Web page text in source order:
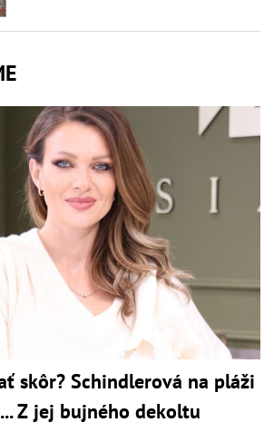
skôr? Schindlerová na pláži
Z jej bujného dekoltu